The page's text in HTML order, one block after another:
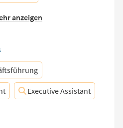
anzeigen
Executive Assistant